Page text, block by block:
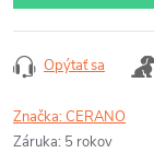
Opýtať sa
Značka:CERANO
Záruka: 5 rokov